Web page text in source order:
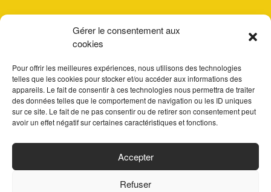
Gérer le consentement aux
cookies
Pour offrir les meilleures expériences, nous utilisons des technologies
telles que les cookies pour stocker et/ou accéder aux informations des
appareils. Le fait de consentir à ces technologies nous permettra de traiter
des données telles que le comportement de navigation ou les ID uniques
sur ce site. Le fait de ne pas consentir ou de retirer son consentement peut
avoir un effet négatif sur certaines caractéristiques et fonctions.
Accepter
Refuser
ACCUEIL